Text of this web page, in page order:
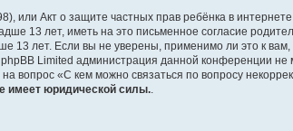
или Акт о защите частных прав ребёнка в
13 лет, иметь на это письменное согласие
лет. Если вы не уверены, применимо ли это к
Limited администрация данной конференции
вопрос «С кем можно связаться по вопросу
имеет юридической силы.